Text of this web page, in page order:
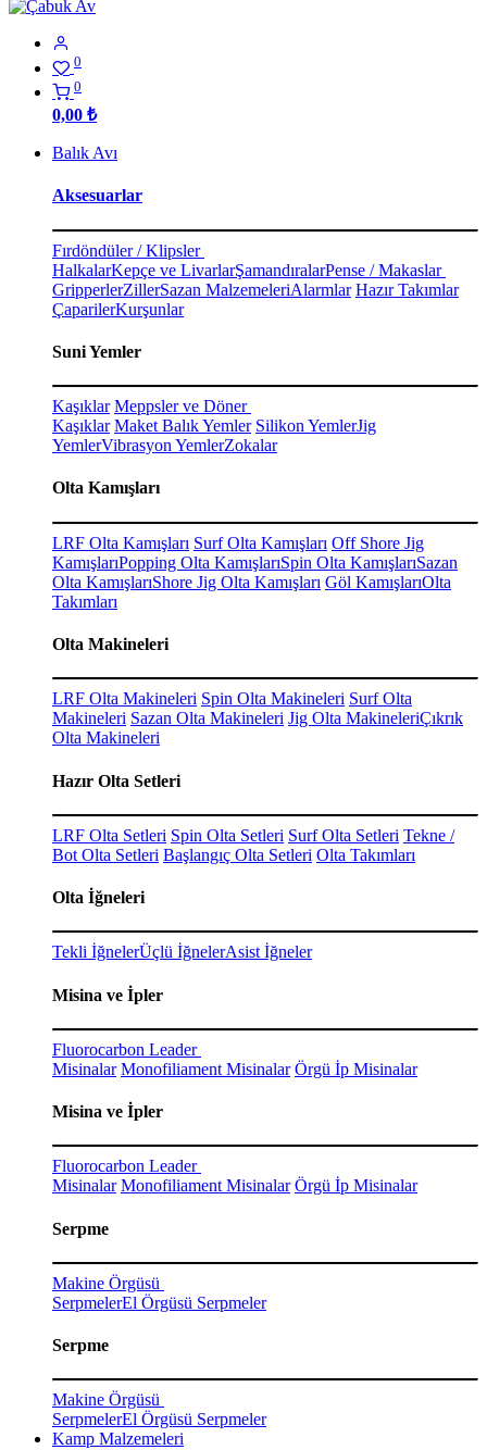
0
0
0,00 ₺
Balık Avı
Aksesuarlar
Fırdöndüler / Klipsler
HalkalarKepçe ve LivarlarŞamandıralarPense / Makaslar
GripperlerZillerSazan MalzemeleriAlarmlar Hazır Takımlar
ÇaparilerKurşunlar
Suni Yemler
Kaşıklar Meppsler ve Döner
Kaşıklar Maket Balık Yemler Silikon YemlerJig
YemlerVibrasyon YemlerZokalar
Olta Kamışları
LRF Olta Kamışları Surf Olta Kamışları Off Shore Jig
KamışlarıPopping Olta KamışlarıSpin Olta KamışlarıSazan
Olta KamışlarıShore Jig Olta Kamışları Göl KamışlarıOlta
Takımları
Olta Makineleri
LRF Olta Makineleri Spin Olta Makineleri Surf Olta
Makineleri Sazan Olta Makineleri Jig Olta MakineleriÇıkrık
Olta Makineleri
Hazır Olta Setleri
LRF Olta Setleri Spin Olta Setleri Surf Olta Setleri Tekne /
Bot Olta Setleri Başlangıç Olta Setleri Olta Takımları
Olta İğneleri
Tekli İğnelerÜçlü İğnelerAsist İğneler
Misina ve İpler
Fluorocarbon Leader
Misinalar Monofiliament Misinalar Örgü İp Misinalar
Misina ve İpler
Fluorocarbon Leader
Misinalar Monofiliament Misinalar Örgü İp Misinalar
Serpme
Makine Örgüsü
SerpmelerEl Örgüsü Serpmeler
Serpme
Makine Örgüsü
SerpmelerEl Örgüsü Serpmeler
Kamp Malzemeleri